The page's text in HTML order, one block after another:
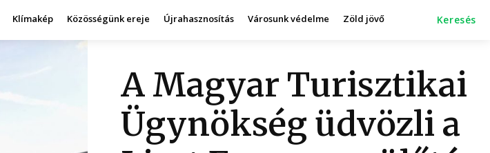
Klímakép Közösségünk ereje Újrahasznosítás Városunk védelme Zöld jövő Keresés
A Magyar Turisztikai
Ügynökség üdvözli a